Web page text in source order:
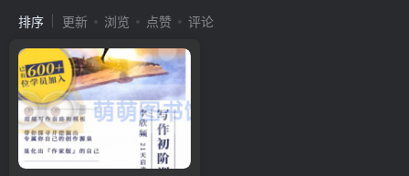
排序 更新 浏览 点赞 评论